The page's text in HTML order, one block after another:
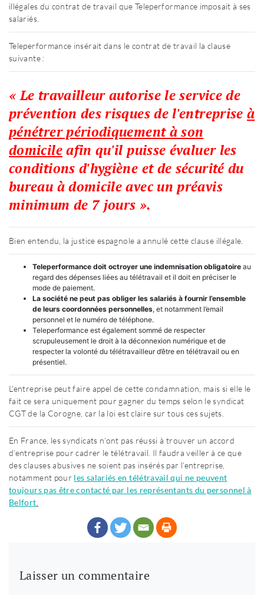
illégales du contrat de travail que Teleperformance imposait à ses
salariés.
Teleperformance insérait dans le contrat de travail la clause
suivante :
« Le travailleur autorise le service de
prévention des risques de l'entrepriseà
pénétrer périodiquement à son
domicileafin qu'il puisse évaluer les
conditions d'hygiène et de sécurité du
bureau à domicile avec un préavis
minimum de 7 jours ».
Bien entendu, la justice espagnole a annulé cette clause illégale.
Teleperformance doit octroyer une indemnisation obligatoire au
regard des dépenses liées au télétravail et il doit en préciser le
mode de paiement.
La société ne peut pas obliger les salariés à fournir l’ensemble
de leurs coordonnées personnelles, et notamment l’email
personnel et le numéro de téléphone.
Teleperformance est également sommé de respecter
scrupuleusement le droit à la déconnexion numérique et de
respecter la volonté du télétravailleur d’être en télétravail ou en
présentiel.
L'entreprise peut faire appel de cette condamnation, mais si elle le
fait ce sera uniquement pour gagner du temps selon le syndicat
CGT de la Corogne, car la loi est claire sur tous ces sujets.
En France, les syndicats n’ont pas réussi à trouver un accord
d’entreprise pour cadrer le télétravail. Il faudra veiller à ce que
des clauses abusives ne soient pas insérés par l’entreprise,
notamment pour les salariés en télétravail qui ne peuvent
toujours pas être contacté par les représentants du personnel à
Belfort
Laisser un commentaire